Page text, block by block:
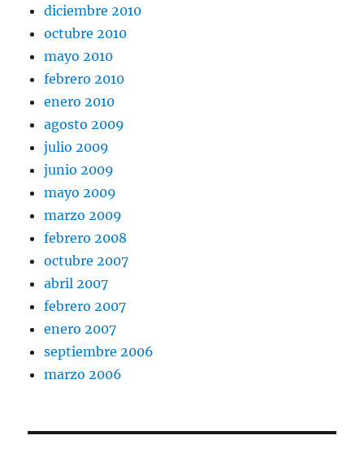
diciembre 2010
octubre 2010
mayo 2010
febrero 2010
enero 2010
agosto 2009
julio 2009
junio 2009
mayo 2009
marzo 2009
febrero 2008
octubre 2007
abril 2007
febrero 2007
enero 2007
septiembre 2006
marzo 2006